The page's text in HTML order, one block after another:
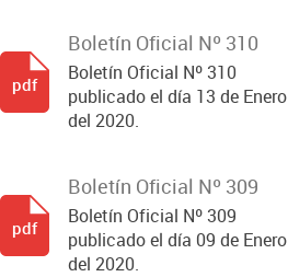
Boletín Oficial Nº 310
Boletín Oficial Nº 310
publicado el día 13 de Enero
del 2020.
pdf
Boletín Oficial Nº 309
Boletín Oficial Nº 309
publicado el día 09 de Enero
del 2020.
pdf